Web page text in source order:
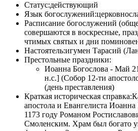
Статус:действующий
Язык богослужений:
Расписание богослужений
совершаются в воскресные,
чтимых святых и дни
Настоятель:игумен Тарасий
Престольные праздники:
Иоанна Богослова - Май
н.с.] (Собор 12-ти
(день преставления)
Краткая историческая справка:
апостола и Евангелиста Иоанна
1173 году Романом
Смоленским. Храм был богато